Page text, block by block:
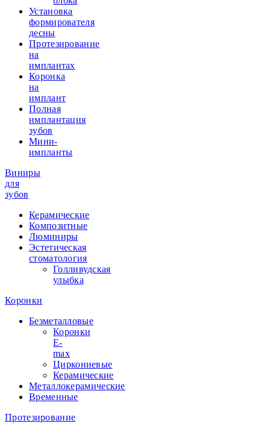
Установка
формирователя
десны
Протезирование
на
имплантах
Коронка
на
имплант
Полная
имплантация
зубов
Мини-
импланты
Виниры
для
зубов
Керамические
Композитные
Люминиры
Эстетическая
стоматология
Голливудская
улыбка
Коронки
Безметалловые
Коронки
E-
max
Циркониевые
Керамические
Металлокерамические
Временные
Протезирование